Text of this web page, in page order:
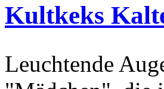
Kultkeks
Leuchtende